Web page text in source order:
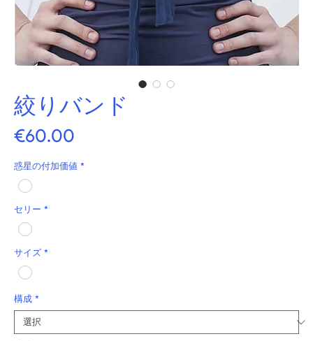
絞りバンド
€60.00
格
惑星の付加価値 *
セリー *
サイズ *
構成 *